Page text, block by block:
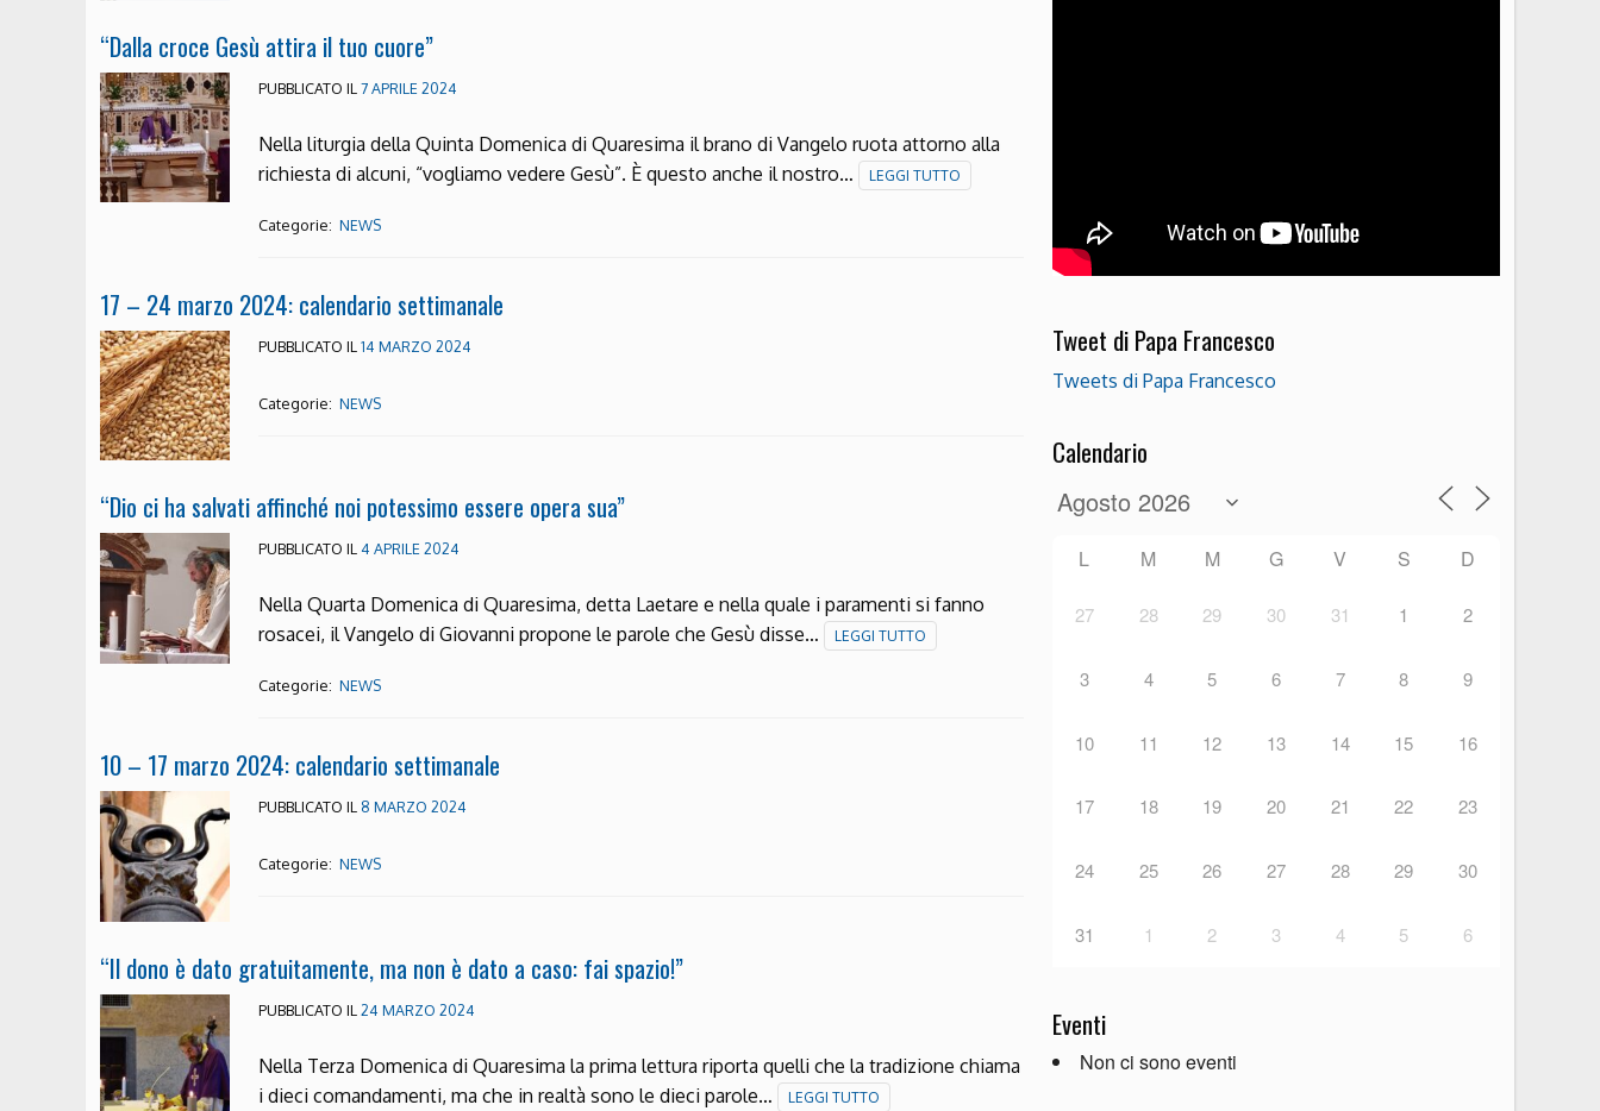
“Dalla croce Gesù attira il tuo cuore”
PUBBLICATO IL7 APRILE 2024
Nella liturgia della Quinta Domenica di Quaresima il brano di Vangelo ruota attorno alla
richiesta di alcuni, “vogliamo vedere Gesù”. È questo anche il nostro…
LEGGI TUTTO
Categorie: NEWS
17 – 24 marzo 2024: calendario settimanale
PUBBLICATO IL14 MARZO 2024
Categorie: NEWS
“Dio ci ha salvati affinché noi potessimo essere opera sua”
PUBBLICATO IL4 APRILE 2024
Nella Quarta Domenica di Quaresima, detta Laetare e nella quale i paramenti si fanno
rosacei, il Vangelo di Giovanni propone le parole che Gesù disse…
LEGGI TUTTO
Categorie: NEWS
10 – 17 marzo 2024: calendario settimanale
PUBBLICATO IL 8 MARZO 2024
Categorie: NEWS
“Il dono è dato gratuitamente, ma non è dato a caso: fai spazio!”
PUBBLICATO IL24 MARZO 2024
Nella Terza Domenica di Quaresima la prima lettura riporta quelli che la tradizione chiama
i dieci comandamenti, ma che in realtà sono le dieci parole…
LEGGI TUTTO
Tweet di Papa Francesco
Tweets di Papa Francesco
Calendario
L M M G V S D
27 28 29 30 31 1 2
3 4 5 6 7 8 9
10 11 12 13 14 15 16
17 18 19 20 21 22 23
24 25 26 27 28 29 30
31 1 2 3 4 5 6
Eventi
Non ci sono eventi